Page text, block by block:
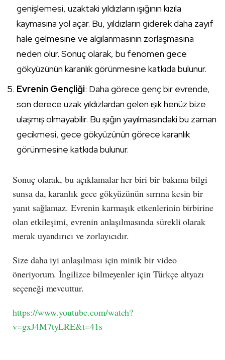
genişlemesi, uzaktaki yıldızların ışığının kızıla
kaymasına yol açar. Bu, yıldızların giderek daha zayıf
hale gelmesine ve algılanmasının zorlaşmasına
neden olur. Sonuç olarak, bu fenomen gece
gökyüzünün karanlık görünmesine katkıda bulunur.
Evrenin Gençliği: Daha görece genç bir evrende,
son derece uzak yıldızlardan gelen ışık henüz bize
ulaşmış olmayabilir. Bu ışığın yayılmasındaki bu zaman
gecikmesi, gece gökyüzünün görece karanlık
görünmesine katkıda bulunur.
Sonuç olarak, bu açıklamalar her biri bir bakıma bilgi
sunsa da, karanlık gece gökyüzünün sırrına kesin bir
yanıt sağlamaz. Evrenin karmaşık etkenlerinin birbirine
olan etkileşimi, evrenin anlaşılmasında sürekli olarak
merak uyandırıcı ve zorlayıcıdır.
Size daha iyi anlaşılması için minik bir video
öneriyorum. İngilizce bilmeyenler için Türkçe altyazı
seçeneği mevcuttur.
https://www.youtube.com/watch?
v=gxJ4M7tyLRE&t=41s